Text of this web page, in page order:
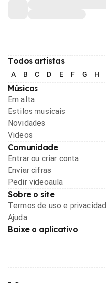
Todos artistas
A B C D E F G H
Músicas
Em alta
Estilos musicais
Novidades
Videos
Comunidade
Entrar ou criar conta
Enviar cifras
Pedir videoaula
Sobre o site
Termos de uso e
Ajuda
Baixe o aplicativo